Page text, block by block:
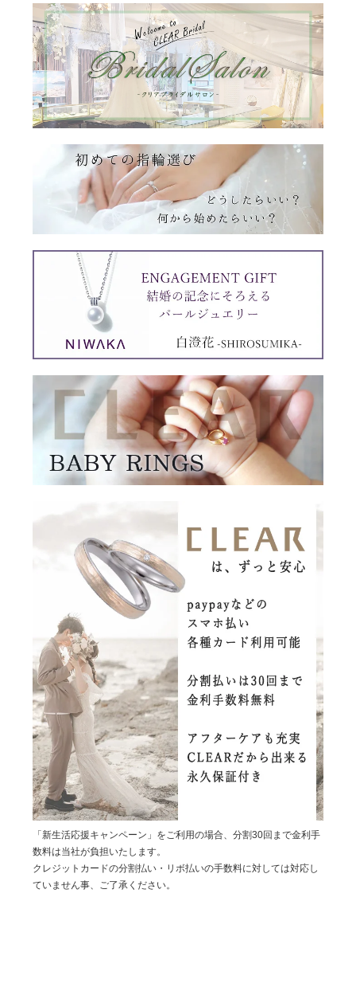
「新生活応援キャンペーン」をご利用の場合、分割30回まで金利手
数料は当社が負担いたします。
クレジットカードの分割払い・リボ払いの手数料に対しては対応し
ていません事、ご了承ください。